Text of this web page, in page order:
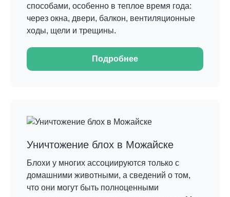
способами, особенно в теплое время года:
через окна, двери, балкон, вентиляционные
ходы, щели и трещины.
Подробнее
Уничтожение блох в Можайске
Блохи у многих ассоциируются только с
домашними животными, а сведений о том,
что они могут быть полноценными